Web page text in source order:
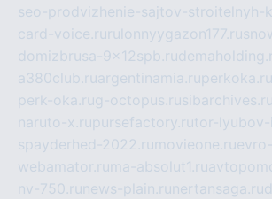
seo-prodvizhenie-sajtov-stroitelnyh-
card-voice.ru rulonnyygazon177.ru
domizbrusa-9x12spb.ru
a380club.ruargentinamia.ruperkoka.ru
perk-oka.rug-octopus.rusibarchives.ru
naruto-x.rupursefactory.rutor-
spayderhed-2022.ru movieone.ru
webamator.ru ma-absolut1.ru
nv-750.ru news-plain.ru nertansaga.ru